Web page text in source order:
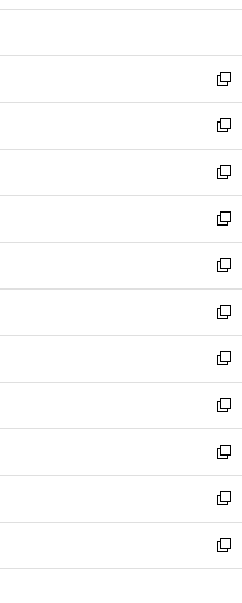
ウ
開
く
新
し
い
ウ
ィ
ン
ド
ウ
で
開
く
新
し
い
ウ
ィ
ン
ド
ウ
で
開
く
新
し
い
ウ
ィ
ン
ド
ウ
で
開
く
新
し
い
ウ
ィ
ン
ド
ウ
で
開
く
新
し
い
ウ
ィ
ン
ド
ウ
で
開
く
新
し
い
ウ
ィ
ン
ド
ウ
で
開
く
新
し
い
ウ
ィ
ン
ド
ウ
で
開
新
し
い
ウ
ィ
ン
ド
ウ
新
し
い
ウ
ィ
ン
新
し
い
ウ
新
し